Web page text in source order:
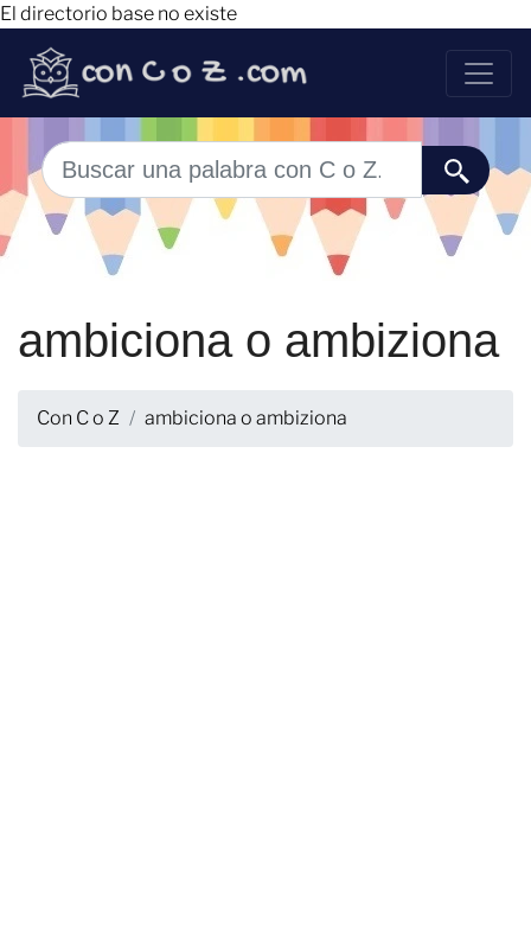
El directorio base no existe
ambiciona o ambiziona
Con C o Z ambiciona o ambiziona